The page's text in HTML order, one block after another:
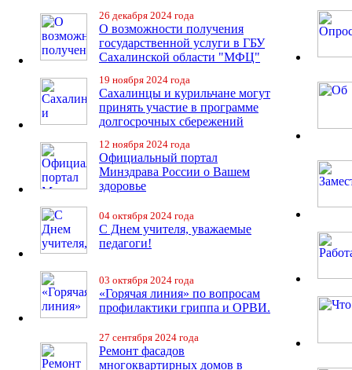
26 декабря 2024 года
О возможности получения
государственной услуги в ГБУ
Сахалинской области "МФЦ"
19 ноября 2024 года
Сахалинцы и курильчане могут
принять участие в программе
долгосрочных сбережений
12 ноября 2024 года
Официальный портал
Минздрава России о Вашем
здоровье
04 октября 2024 года
С Днем учителя, уважаемые
педагоги!
03 октября 2024 года
«Горячая линия» по вопросам
профилактики гриппа и ОРВИ.
27 сентября 2024 года
Ремонт фасадов
многоквартирных домов в